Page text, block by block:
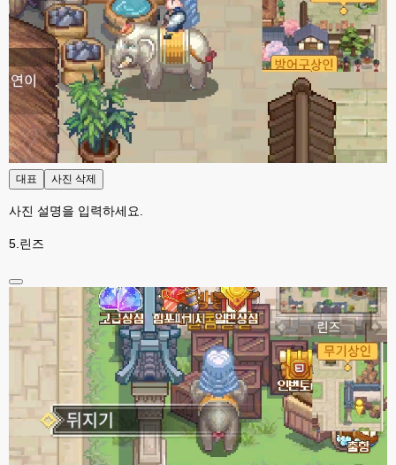
대표 사진 삭제
사진 설명을 입력하세요.
5.린즈